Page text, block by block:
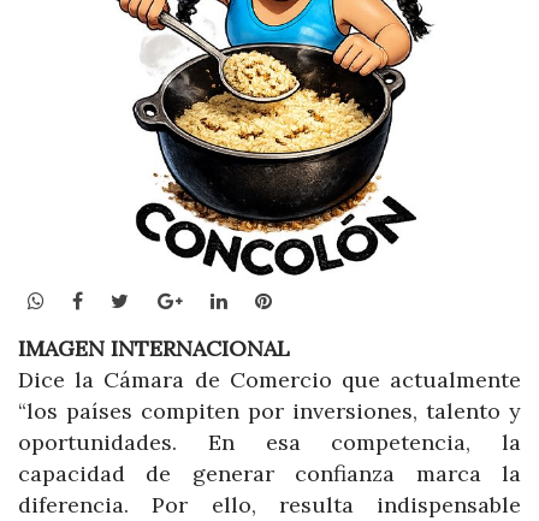
WhatsApp
Facebook
TwitterGoogle+LinkedInPinterest
IMAGEN INTERNACIONAL
Dice la Cámara de Comercio que actualmente
“los países compiten por inversiones, talento y
oportunidades. En esa competencia, la
capacidad de generar confianza marca la
diferencia. Por ello, resulta indispensable